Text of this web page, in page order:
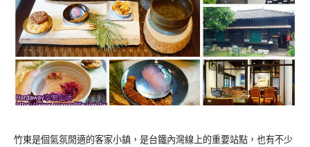
竹東是個氣氛閒適的客家小鎮，是台鐵內灣線上的重要站點，也有不少